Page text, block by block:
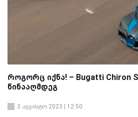
როგორც იქნა! – Bugatti Chiron
წინააღმდეგ
3 აგვისტო 2023 | 12:50